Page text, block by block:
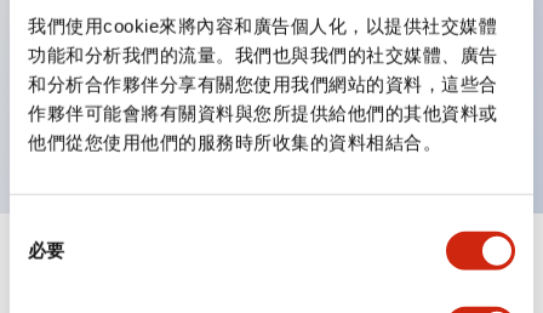
我們使用cookie來將內容和廣告個人化，以提供社交媒體
功能和分析我們的流量。我們也與我們的社交媒體、廣告
和分析合作夥伴分享有關您使用我們網站的資料，這些合
作夥伴可能會將有關資料與您所提供給他們的其他資料或
他們從您使用他們的服務時所收集的資料相結合。
必要
一顆 LED 燈泡即可呈現六種顏色（LSRD 燈泡）。以往
需分色管理的 LED 燈泡，如今可用單一顆燈泡呈現多種
顏色。
符合UL、CSA、TÜV、CCC認證。
顯示全部+